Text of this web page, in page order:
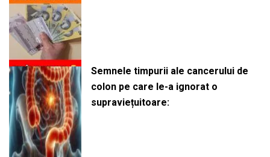
Semnele timpurii ale cancerului de
colon pe care le-a ignorat o
supraviețuitoare: